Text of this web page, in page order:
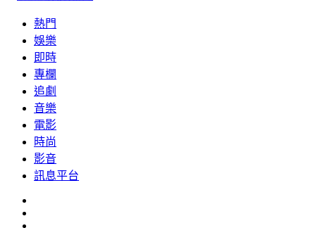
熱門
娛樂
即時
專欄
追劇
音樂
電影
時尚
影音
訊息平台